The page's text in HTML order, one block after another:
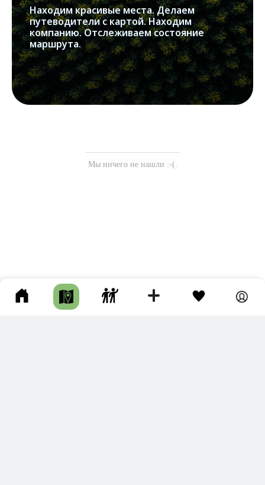
Находим красивые места. Делаем
путеводители с картой. Находим
компанию. Отслеживаем состояние
маршрута.
Мы ничего не нашли :-(.